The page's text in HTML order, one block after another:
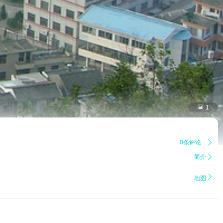
 1
0条评论 
简介 
地图 